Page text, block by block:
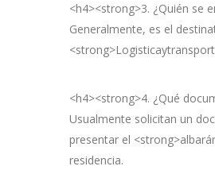
<h4><strong>3. ¿Quién se
Generalmente, es el
<h4><strong>4. ¿Qué
Usualmente solicitan un
presentar el
residencia.